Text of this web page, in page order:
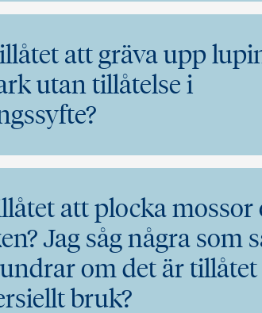
att gräva upp
utan tillåtelse i
att plocka mossor
Jag såg några som
om det är
bruk?